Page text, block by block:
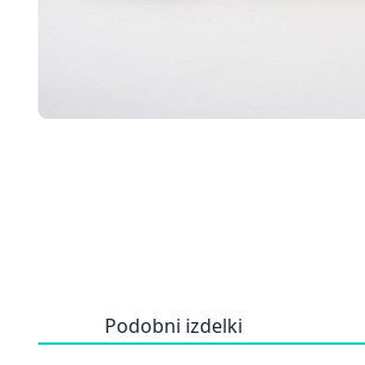
Podobni izdelki